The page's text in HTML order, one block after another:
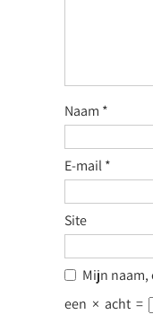
Naam *
E-mail*
Site
Mijn naam,
een × acht =